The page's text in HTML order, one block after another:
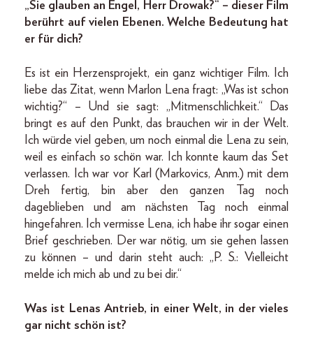
„Sie glauben an Engel, Herr Drowak?“ – dieser Film
berührt auf vielen Ebenen. Welche Bedeutung hat
er für dich?
Es ist ein Herzensprojekt, ein ganz wichtiger Film. Ich
liebe das Zitat, wenn Marlon Lena fragt: „Was ist schon
wichtig?“ – Und sie sagt: „Mitmenschlichkeit.“ Das
bringt es auf den Punkt, das brauchen wir in der Welt.
Ich würde viel geben, um noch einmal die Lena zu sein,
weil es einfach so schön war. Ich konnte kaum das Set
verlassen. Ich war vor Karl (Markovics, Anm.) mit dem
Dreh fertig, bin aber den ganzen Tag noch
dageblieben und am nächsten Tag noch einmal
hingefahren. Ich vermisse Lena, ich habe ihr sogar einen
Brief geschrieben. Der war nötig, um sie gehen lassen
zu können – und darin steht auch: „P. S.: Vielleicht
melde ich mich ab und zu bei dir.“
Was ist Lenas Antrieb, in einer Welt, in der vieles
gar nicht schön ist?